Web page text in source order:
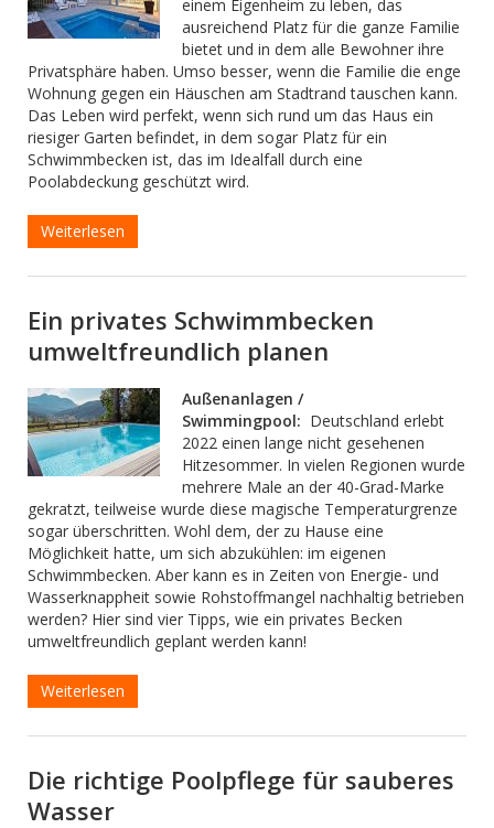
einem Eigenheim zu leben, das
ausreichend Platz für die ganze Familie
bietet und in dem alle Bewohner ihre
Privatsphäre haben. Umso besser, wenn die Familie die enge
Wohnung gegen ein Häuschen am Stadtrand tauschen kann.
Das Leben wird perfekt, wenn sich rund um das Haus ein
riesiger Garten befindet, in dem sogar Platz für ein
Schwimmbecken ist, das im Idealfall durch eine
Poolabdeckung geschützt wird.
Weiterlesen
Ein privates Schwimmbecken
umweltfreundlich planen
Außenanlagen /
Swimmingpool: Deutschland erlebt
2022 einen lange nicht gesehenen
Hitzesommer. In vielen Regionen wurde
mehrere Male an der 40-Grad-Marke
gekratzt, teilweise wurde diese magische Temperaturgrenze
sogar überschritten. Wohl dem, der zu Hause eine
Möglichkeit hatte, um sich abzukühlen: im eigenen
Schwimmbecken. Aber kann es in Zeiten von Energie- und
Wasserknappheit sowie Rohstoffmangel nachhaltig betrieben
werden? Hier sind vier Tipps, wie ein privates Becken
umweltfreundlich geplant werden kann!
Weiterlesen
Die richtige Poolpflege für sauberes
Wasser